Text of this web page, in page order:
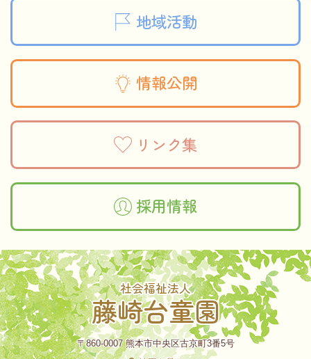
地域活動
情報公開
リンク集
採用情報
社会福祉法人
藤崎台童園
〒860-0007 熊本市中央区古京町3番5号